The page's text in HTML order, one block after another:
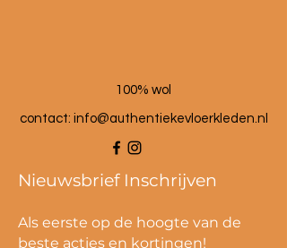
100% wol
contact: info@authentiekevloerkleden.nl
Nieuwsbrief Inschrijven
Als eerste op de hoogte van de
beste acties en kortingen!